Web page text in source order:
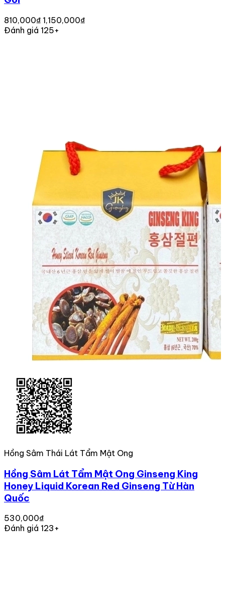
810,000₫ 1,150,000₫
Đánh giá 125+
Hồng Sâm Thái Lát Tẩm Mật Ong
Hồng Sâm Lát Tẩm Mật Ong Ginseng King
Honey Liquid Korean Red Ginseng Từ Hàn
Quốc
530,000₫
Đánh giá 123+